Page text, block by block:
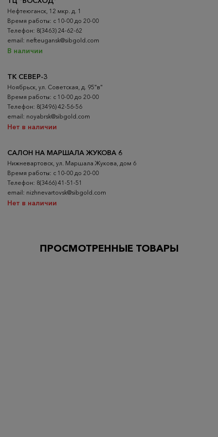
ТК СЕВЕР-3
Ноябрьск, ул. Советская, д. 95"в"
Время работы: с 10-00 до 20-00
Телефон: 8(3496) 42-56-56
email: noyabrsk@sibgold.com
Нет в наличии
Нефтеюганск, 12 мкр. д. 1
Время работы: с 10-00 до 20-00
Телефон: 8(3463) 24-62-62
email: nefteugansk@sibgold.com
В наличии
САЛОН НА МАРШАЛА ЖУКОВА 6
Нижневартовск, ул. Маршала Жукова, дом 6
Время работы: с 10-00 до 20-00
Телефон: 8(3466) 41-51-51
email: nizhnevartovsk@sibgold.com
Нет в наличии
ПРОСМОТРЕННЫЕ ТОВАРЫ